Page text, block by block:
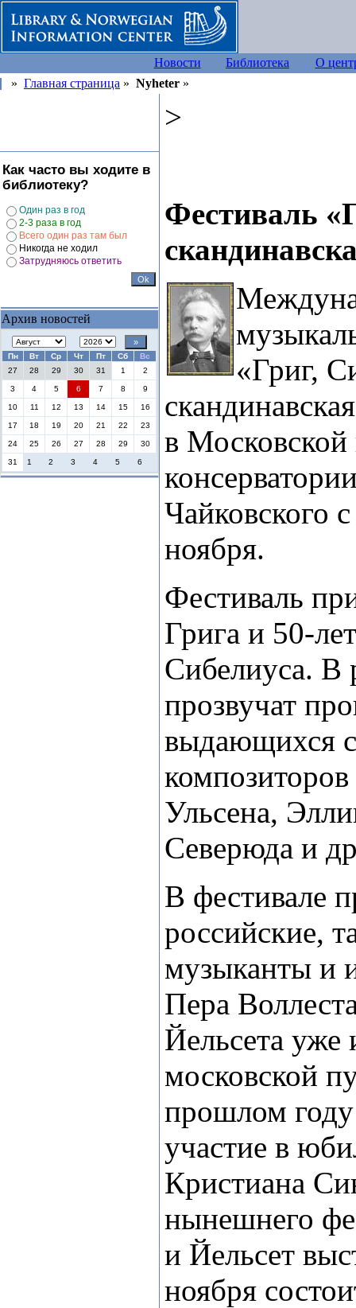
Новости Библиотека
О
» Главная страница » Nyheter »
Как часто вы ходите в
библиотеку?
Один раз в год
2-3 раза в год
Всего один раз там был
Никогда не ходил
Затрудняюсь ответить
Архив новостей
Пн Вт Ср Чт Пт Сб
Вс
27
28 29 30 31 1 2
3 4 5 6 7 8 9
10 11 12 13 14 15 16
17 18 19 20 21 22 23
24 25 26 27 28 29 30
31 1 2 3 4 5 6
>
Фестиваль
«Григ,
в Московской
Чайковского
ноября.
Фестиваль
Грига и 50-
Сибелиуса. В
прозвучат
выдающихся
Ульсена,
Северюда и
В фестивале
российские,
музыканты и
Пера
Йельсета уже
московской
прошлом
участие в
Кристиана
нынешнего
и Йельсет
ноября